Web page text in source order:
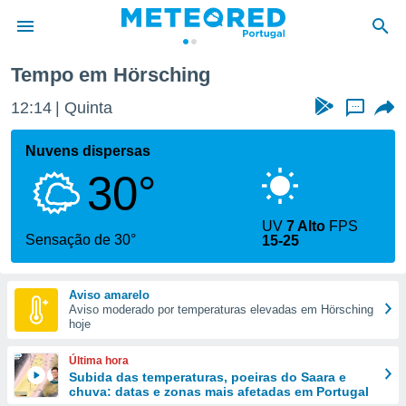
da
foi
fornecidas
a este
das
e
forma
digital
Tempo em Hörsching
12:14 Quinta ...
Nuvens dispersas
30°
Sensação de 30°
UV7 Alto FPS
15-25
Aviso amarelo
Aviso moderado por temperaturas elevadas em Hörsching
hoje
Última hora
Subida das temperaturas, poeiras do Saara e
chuva: datas e zonas mais afetadas em Portugal